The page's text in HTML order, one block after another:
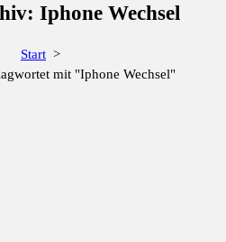
Iphone Wechsel
Start >
mit "Iphone Wechsel"